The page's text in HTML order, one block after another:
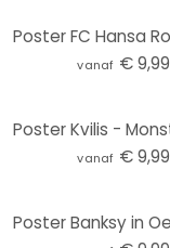
vanaf € 9,99
vanaf € 9,99